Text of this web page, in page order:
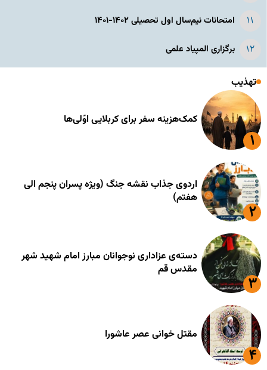
امتحانات نیم‌سال اول تحصیلی ۱۴۰۲-۱۴۰۱
برگزاری المپیاد علمی
تهذیب
کمک‌هزینه سفر برای کربلایی اوّلی‌ها
اردوی جذاب نقشه جنگ (ویژه پسران پنجم الی
هفتم)
دسته‌ی عزاداری نوجوانان مبارز امام شهید شهر
مقدس قم
مقتل خوانی عصر عاشورا